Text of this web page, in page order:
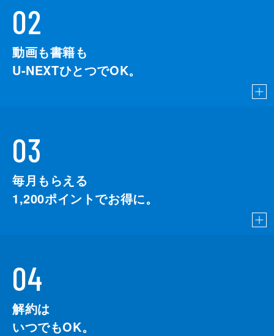
02
動画も書籍も
U-NEXTひとつでOK。
03
毎月もらえる
1,200ポイントでお得に。
04
解約は
いつでもOK。